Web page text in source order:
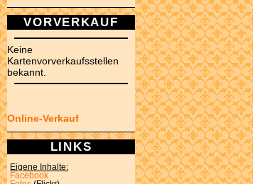
VORVERKAUF
Keine
Kartenvorverkaufsstellen
bekannt.
Online-Verkauf
LINKS
Eigene Inhalte:
Facebook